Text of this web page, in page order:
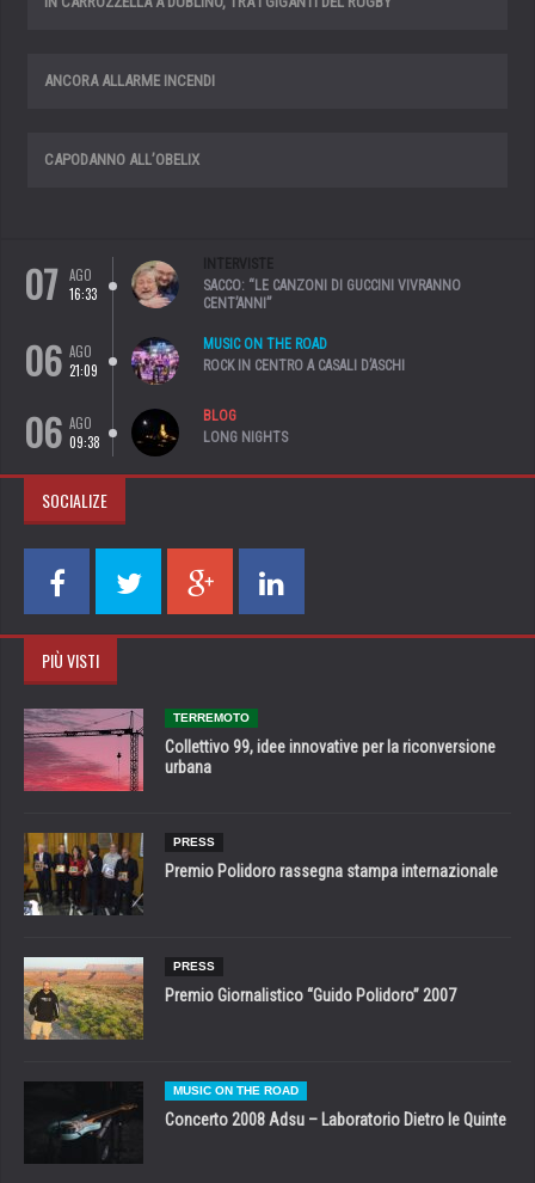
ANCORA ALLARME INCENDI
CAPODANNO ALL’OBELIX
07
AGO
16:33
INTERVISTE
SACCO: “LE CANZONI DI GUCCINI VIVRANNO
CENT’ANNI”
06 AGO
21:09
MUSIC ON THE ROAD
ROCK IN CENTRO A CASALI D’ASCHI
06 AGO
09:38
BLOG
LONG NIGHTS
SOCIALIZE
PIÙ VISTI
TERREMOTO
Collettivo 99, idee innovative per la riconversione
urbana
PRESS
Premio Polidoro rassegna stampa internazionale
PRESS
Premio Giornalistico “Guido Polidoro” 2007
MUSIC ON THE ROAD
Concerto 2008 Adsu – Laboratorio Dietro le Quinte